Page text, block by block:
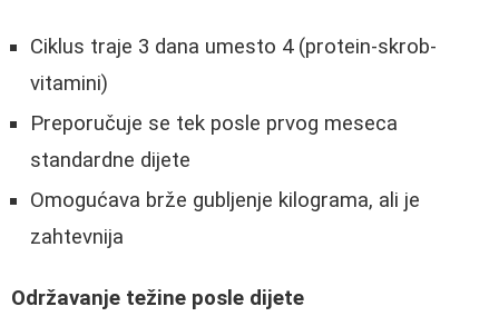
Ciklus traje 3 dana umesto 4 (protein-skrob-
vitamini)
Preporučuje se tek posle prvog meseca
standardne dijete
Omogućava brže gubljenje kilograma, ali je
zahtevnija
Održavanje težine posle dijete